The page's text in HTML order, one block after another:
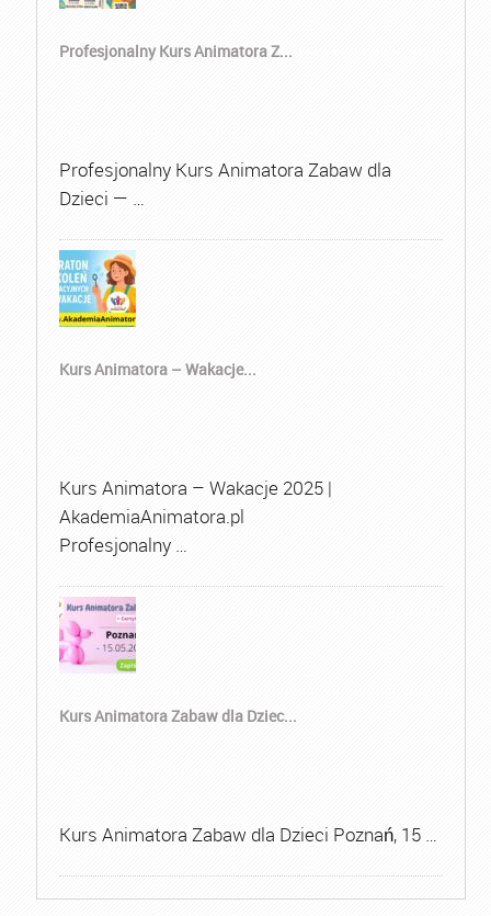
Profesjonalny Kurs Animatora Z...
Profesjonalny Kurs Animatora Zabaw dla
Dzieci — …
Kurs Animatora – Wakacje...
Kurs Animatora – Wakacje 2025 |
AkademiaAnimatora.pl
Profesjonalny …
Kurs Animatora Zabaw dla Dziec...
Kurs Animatora Zabaw dla Dzieci Poznań, 15 …